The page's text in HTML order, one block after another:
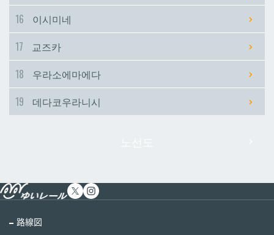
데다코우라니시
데다코우라니시
16
이시미네
17
교즈카
18
우라소에마에다
19
데다코우라니시
路線図